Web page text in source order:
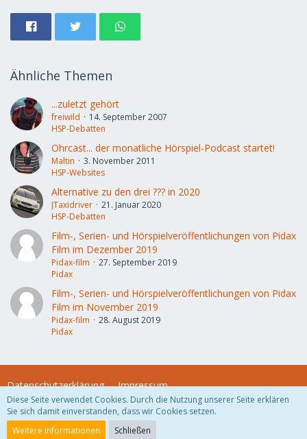
Ähnliche Themen
...zuletzt gehört
freiwild
14. September 2007
HSP-Debatten
Ohrcast... der monatliche Hörspiel-Podcast startet!
Maltin
3. November 2011
HSP-Websites
Alternative zu den drei ??? in 2020
JTaxidriver
21. Januar 2020
HSP-Debatten
Film-, Serien- und Hörspielveröffentlichungen von Pidax
Film im Dezember 2019
Pidax-film
27. September 2019
Pidax
Film-, Serien- und Hörspielveröffentlichungen von Pidax
Film im November 2019
Pidax-film
28. August 2019
Pidax
Datenschutzerklärung Impressum
Community-Software:
Diese Seite verwendet Cookies. Durch die Nutzung unserer Seite erklären
Sie sich damit einverstanden, dass wir Cookies setzen.
Weitere Informationen
Schließen